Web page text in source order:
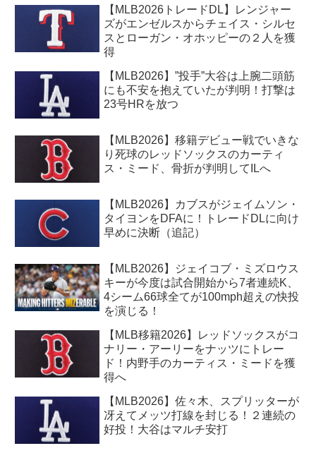
【MLB2026トレードDL】レンジャー
ズがエンゼルスからチェイス・シルセ
スとローガン・オホッピーの２人を獲
得
【MLB2026】”投手”大谷は上腕二頭筋
にも不安を抱えていたが判明！打撃は
23号HRを放つ
【MLB2026】移籍デビュー戦でいきな
り死球のレッドソックスのカーティ
ス・ミード、骨折が判明してILへ
【MLB2026】カブスがジェイムソン・
タイヨンをDFAに！トレードDLに向け
早めに決断（追記）
【MLB2026】ジェイコブ・ミズロウス
キーが今度は試合開始から7者連続K、
4シーム66球全てが100mph超えの快投
を演じる！
【MLB移籍2026】レッドソックスがコ
ナリー・アーリーをナッツにトレー
ド！内野手のカーティス・ミードを獲
得へ
【MLB2026】佐々木、スプリッターが
冴えてメッツ打線を封じる！２連続の
好投！大谷はマルチ安打